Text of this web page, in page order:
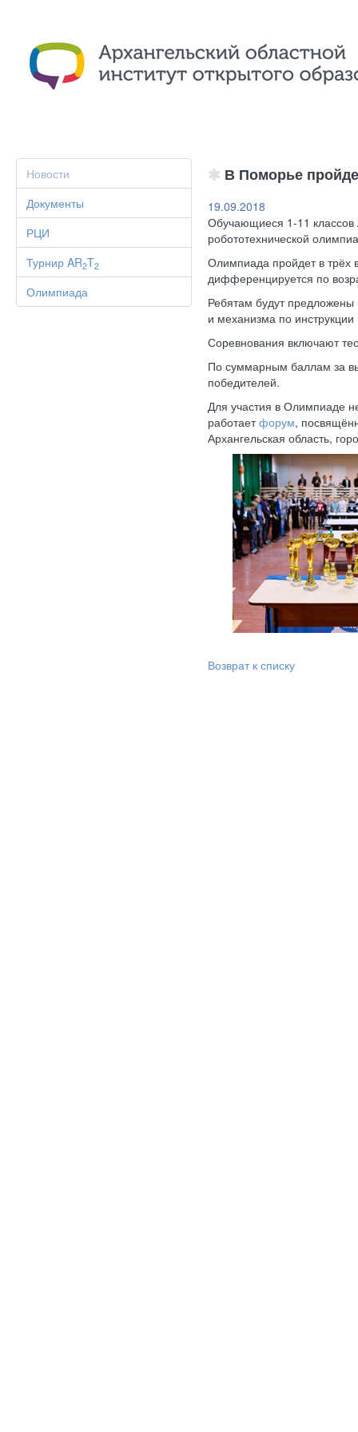
Новости
Документы
РЦИ
Турнир AR2T2
Олимпиада
В Поморье
19.09.2018
Обучающиеся 1-11 классов
робототехнической
Олимпиада пройдет в трёх
дифференцируется по
Ребятам будут
и механизма по
Соревнования включают
По суммарным баллам за
победителей.
Для участия в Олимпиаде
работаетфорум,
Архангельская область,
Возврат к списку